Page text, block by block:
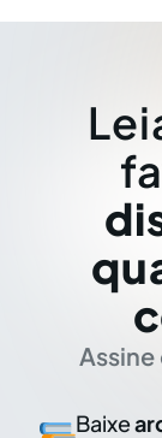
Assine
Baixe